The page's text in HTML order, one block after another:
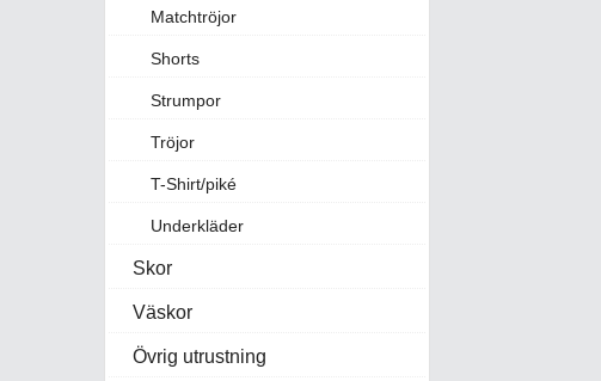
Matchtröjor
Shorts
Strumpor
Tröjor
T-Shirt/piké
Underkläder
Skor
Väskor
Övrig utrustning